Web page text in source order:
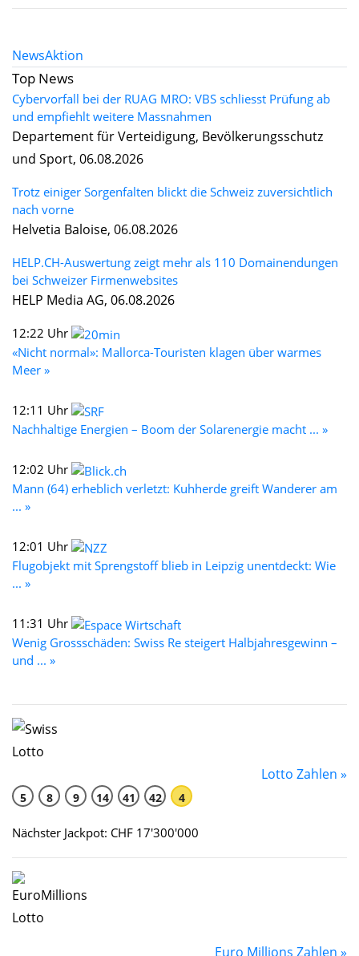
NewsAktion
Top News
Cybervorfall bei der RUAG MRO: VBS schliesst Prüfung ab
und empfiehlt weitere Massnahmen
Departement für Verteidigung, Bevölkerungsschutz
und Sport, 06.08.2026
Trotz einiger Sorgenfalten blickt die Schweiz zuversichtlich
nach vorne
Helvetia Baloise, 06.08.2026
HELP.CH-Auswertung zeigt mehr als 110 Domainendungen
bei Schweizer Firmenwebsites
HELP Media AG, 06.08.2026
12:22 Uhr
«Nicht normal»: Mallorca-Touristen klagen über warmes
Meer »
12:11 Uhr
Nachhaltige Energien – Boom der Solarenergie macht ... »
12:02 Uhr
Mann (64) erheblich verletzt: Kuhherde greift Wanderer am
... »
12:01 Uhr
Flugobjekt mit Sprengstoff blieb in Leipzig unentdeckt: Wie
... »
11:31 Uhr
Wenig Grossschäden: Swiss Re steigert Halbjahresgewinn –
und ... »
Lotto Zahlen »
5 8 9 14 41 42 4
Nächster Jackpot: CHF 17'300'000
Euro Millions Zahlen »